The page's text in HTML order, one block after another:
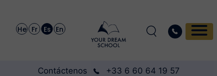
He Fr Es En
Contáctenos +33 6 60 64 19 57